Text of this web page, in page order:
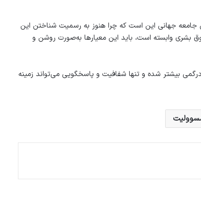
جهانی این است که چرا هنوز به رسمیت شناختن این
بشری وابسته است، باید این معیارها به‌صورت روشن و
بیشتر شده و تنها شفافیت و پاسخگویی می‌تواند زمینه